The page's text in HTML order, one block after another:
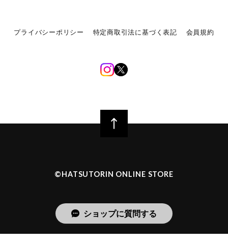
プライバシーポリシー 特定商取引法に基づく表記 会員規約
©︎HATSUTORIN ONLINE STORE
ショップに質問する